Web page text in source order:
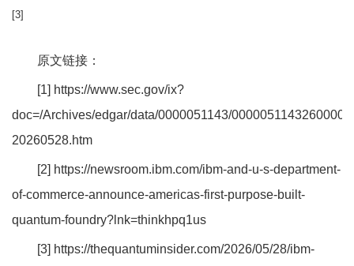
[3]
原文链接：
[1] https://www.sec.gov/ix?
doc=/Archives/edgar/data/0000051143/
20260528.htm
[2] https://newsroom.ibm.com/ibm-and-u-s-department-
of-commerce-announce-americas-first-purpose-built-
quantum-foundry?lnk=thinkhpq1us
[3] https://thequantuminsider.com/2026/05/28/ibm-